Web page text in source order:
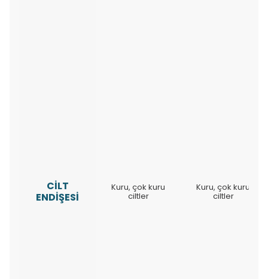
CİLT
ENDİŞESİ
Kuru, çok kuru
ciltler
Kuru, çok kuru
ciltler